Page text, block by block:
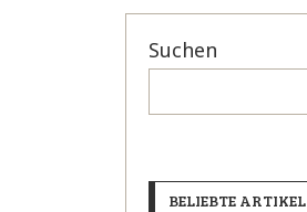
Suchen
BELIEBTE ARTIKEL